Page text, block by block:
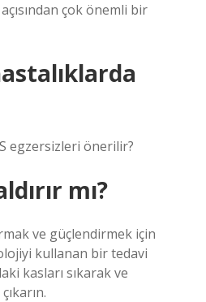
çok önemli bir
egzersizleri önerilir?
mı?
ve güçlendirmek için
kullanan bir tedavi
kasları sıkarak ve